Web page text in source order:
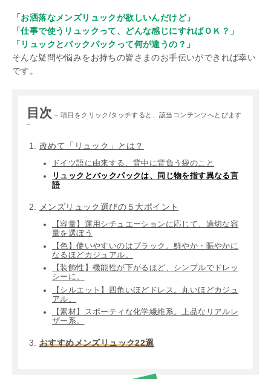
「お洒落なメンズリュックが欲しいんだけど」
「仕事で使うリュックって、どんな感じにすればＯＫ？」
「リュックとバックパックって何が違うの？」
そんな疑問や悩みをお持ちの皆さまのお手伝いができれば幸い
です。
目次 – 項目をクリック/タッチすると、該当コンテンツへとびます
–
改めて「リュック」とは？
ドイツ語に由来する、背中に背負う袋のこと
リュックとバックパックは、同じ物を指す異なる言
語
メンズリュック選びの５大ポイント
【容量】運用シチュエーションに応じて、適切な容
量を選ぼう
【色】使いやすいのはブラック。鮮やか・賑やかに
なるほどカジュアル。
【装飾性】機能性が下がるほど、シンプルでドレッ
シーに。
【シルエット】四角いほどドレス。丸いほどカジュ
アル。
【素材】スポーティな化学繊維系。上品なリアルレ
ザー系。
おすすめメンズリュック22選